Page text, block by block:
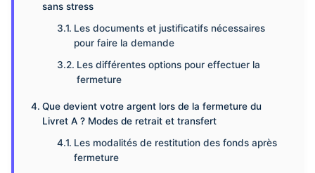
sans stress
Les documents et justificatifs nécessaires
pour faire la demande
Les différentes options pour effectuer la
fermeture
Que devient votre argent lors de la fermeture du
Livret A ? Modes de retrait et transfert
Les modalités de restitution des fonds après
fermeture